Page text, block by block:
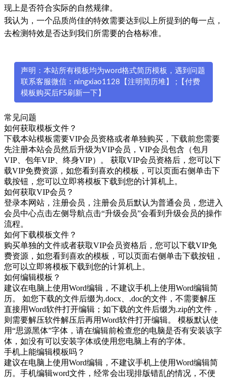
现上是否符合实际的自然规律。
我认为，一个品质尚佳的特效需要达到以上所提到的每一点，
去检测特效是否达到我们所需要的合格标准。
声明：本站所有模板均为word格式简历模板，遇到问题
联系客服微信：ningxiao1128【注明简历堆】 ;【付费
模板购买后F5刷新一下】
常见问题
如何获取模板文件？
下载本站模板需要VIP会员资格或者单独购买，下载前您需要
先注册本站会员然后升级为VIP会员，VIP会员包含（包月
VIP、包年VIP、终身VIP）。 获取VIP会员资格后，您可以下
载VIP免费资源，如您看到喜欢的模板，可以页面右侧单击下
载按钮，您可以立即将模板下载到您的计算机上。
如何获取VIP会员？
登录本网站，注册会员，注册会员后默认为普通会员，您进入
会员中心点击左侧导航点击“升级会员”会看到升级会员的操作
流程。
如何下载模板文件？
购买单独的文件或者获取VIP会员资格后，您可以下载VIP免
费资源，如您看到喜欢的模板，可以页面右侧单击下载按钮，
您可以立即将模板下载到您的计算机上。
如何编辑模板？
建议在电脑上使用Word编辑，不建议手机上使用Word编辑简
历。 如您下载的文件后缀为.docx、.doc的文件，不需要解压
直接用Word软件打开编辑；如下载的文件后缀为.zip的文件，
则需要解压软件解压后再用Word软件打开编辑。 模板默认使
用“思源黑体”字体，请在编辑前检查您的电脑是否有安装该字
体，如没有可以安装字体或使用您电脑上有的字体。
手机上能编辑模板吗？
建议在电脑上使用Word编辑，不建议手机上使用Word编辑简
历。手机编辑word文件，经常会出现排版错乱的情况，不便